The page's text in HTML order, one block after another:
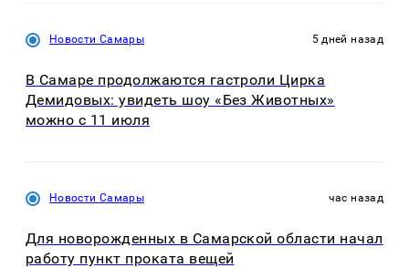
Новости Самары 5 дней назад
В Самаре продолжаются гастроли Цирка
Демидовых: увидеть шоу «Без Животных»
можно с 11 июля
Новости Самары час назад
Для новорожденных в Самарской области начал
работу пункт проката вещей